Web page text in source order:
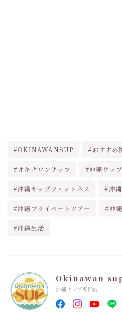
#OKINAWANSUP #おすすめ
#オキナワンサップ #沖縄サップ
#沖縄サップフィットネス #沖
#沖縄プライベートツアー #沖
#沖縄生活
Okinawan
沖縄サップ専門店